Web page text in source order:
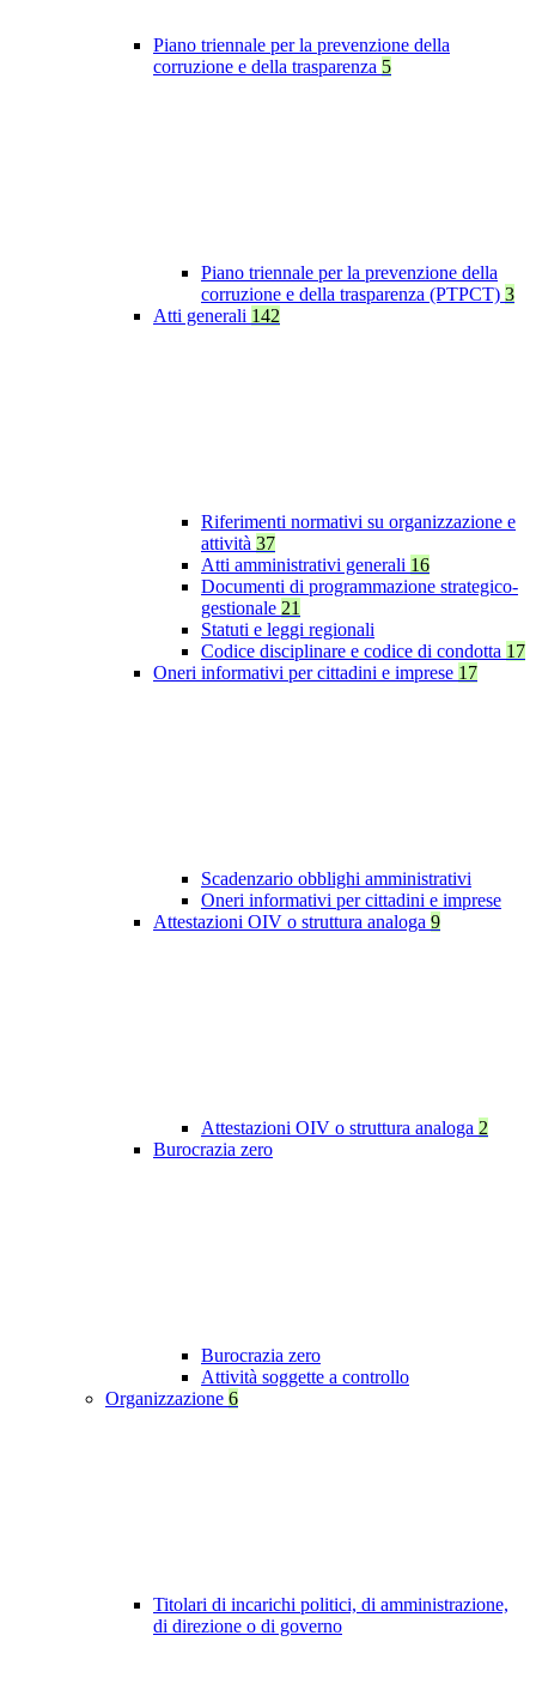
Piano triennale per la prevenzione della
corruzione e della trasparenza 5
Piano triennale per la prevenzione della
corruzione e della trasparenza (PTPCT) 3
Atti generali 142
Riferimenti normativi su organizzazione e
attività 37
Atti amministrativi generali 16
Documenti di programmazione strategico-
gestionale 21
Statuti e leggi regionali
Codice disciplinare e codice di condotta 17
Oneri informativi per cittadini e imprese 17
Scadenzario obblighi amministrativi
Oneri informativi per cittadini e imprese
Attestazioni OIV o struttura analoga 9
Attestazioni OIV o struttura analoga 2
Burocrazia zero
Burocrazia zero
Attività soggette a controllo
Organizzazione 6
Titolari di incarichi politici, di amministrazione,
di direzione o di governo